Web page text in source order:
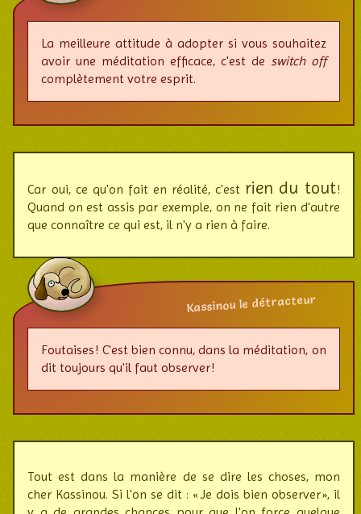
La meilleure attitude à adopter si vous souhaitez
avoir une méditation effi­cace, c'est de switch off
com­plè­te­ment votre esprit.
Car oui, ce qu'on fait en réalité, c'est rien du tout!
Quand on est assis par exemple, on ne fait rien d'autre
que connaître ce qui est, il n'y a rien à faire.
Kassinou le détracteur
Foutaises ! C'est bien connu, dans la méditation, on
dit toujours qu'il faut observer !
Tout est dans la manière de se dire les choses, mon
cher Kassinou. Si l'on se dit : « Je dois bien observer », il